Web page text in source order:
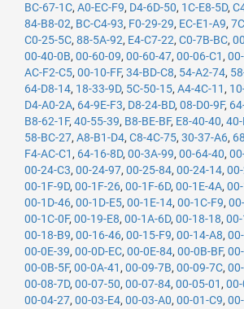
BC-67-1C, A0-EC-F9, D4-6D-50, 1C-E8-5D,
84-B8-02, BC-C4-93, F0-29-29, EC-E1-A9,
C0-25-5C, 88-5A-92, E4-C7-22, C0-7B-BC,
00-40-0B, 00-60-09, 00-60-47, 00-06-C1 ,
AC-F2-C5, 00-10-FF, 34-BD-C8, 54-A2-74,
64-D8-14, 18-33-9D, 5C-50-15, A4-4C-11 ,
D4-A0-2A, 64-9E-F3, D8-24-BD, 08-D0-9F,
B8-62-1F, 40-55-39, B8-BE-BF, E8-40-40, 40-
58-BC-27, A8-B1-D4, C8-4C-75, 30-37-A6,
F4-AC-C1 , 64-16-8D, 00-3A-99, 00-64-40,
00-24-C3, 00-24-97, 00-25-84, 00-24-14,
00-1F-9D, 00-1F-26, 00-1F-6D, 00-1E-4A,
00-1D-46, 00-1D-E5, 00-1E-14, 00-1C-F9,
00-1C-0F, 00-19-E8, 00-1A-6D, 00-18-18,
00-18-B9, 00-16-46, 00-15-F9, 00-14-A8,
00-0E-39, 00-0D-EC, 00-0E-84, 00-0B-BF,
00-0B-5F, 00-0A-41 , 00-09-7B, 00-09-7C,
00-08-7D, 00-07-50, 00-07-84, 00-05-01 ,
00-04-27, 00-03-E4, 00-03-A0, 00-01-C9,